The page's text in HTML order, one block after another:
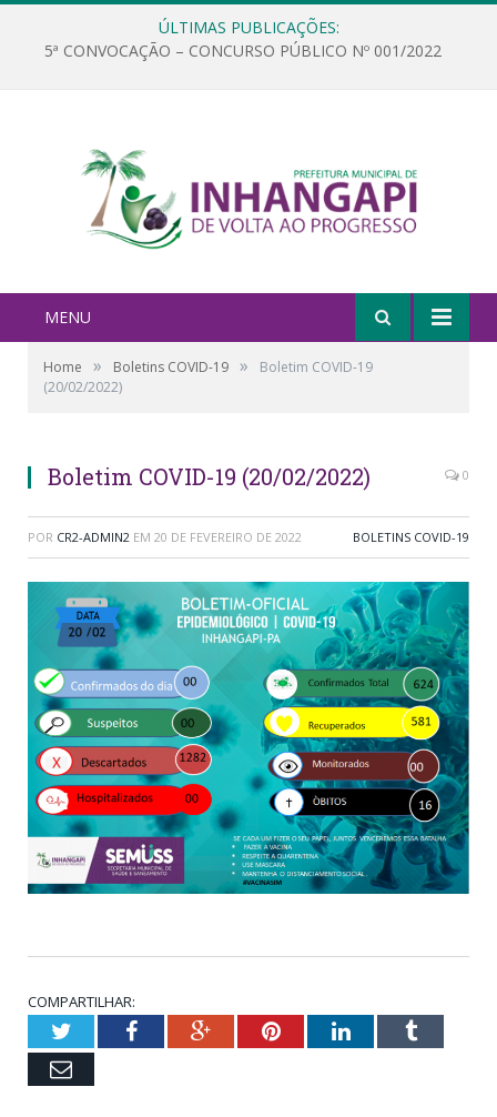
ÚLTIMAS PUBLICAÇÕES:
5ª CONVOCAÇÃO – CONCURSO PÚBLICO Nº 001/2022
MENU
Home » Boletins COVID-19 »
Boletim COVID-19
(20/02/2022)
Boletim COVID-19 (20/02/2022) 0
POR CR2-ADMIN2 EM 20 DE FEVEREIRO DE 2022 BOLETINS COVID-19
COMPARTILHAR:
TwitterFacebookGoogle+PinterestLinkedInTumblr
Email